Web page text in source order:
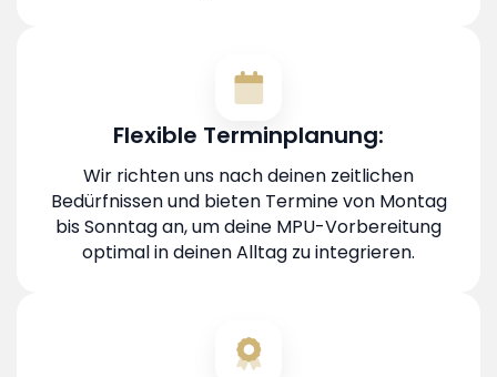
Flexible Terminplanung:
Wir richten uns nach deinen zeitlichen
Bedürfnissen und bieten Termine von Montag
bis Sonntag an, um deine MPU-Vorbereitung
optimal in deinen Alltag zu integrieren.